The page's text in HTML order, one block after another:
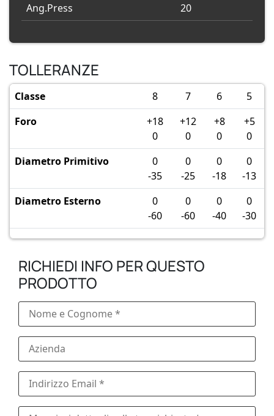
Ang.Press
20
TOLLERANZE
Classe 8 7 6
5
Foro
+18
0
+12
0
+8
0
+5
0
Diametro Primitivo
0
-35
0
-25
0
-18
0
-13
Diametro Esterno
0
-60
0
-60
0
-40
0
-30
RICHIEDI INFO PER QUESTO
PRODOTTO